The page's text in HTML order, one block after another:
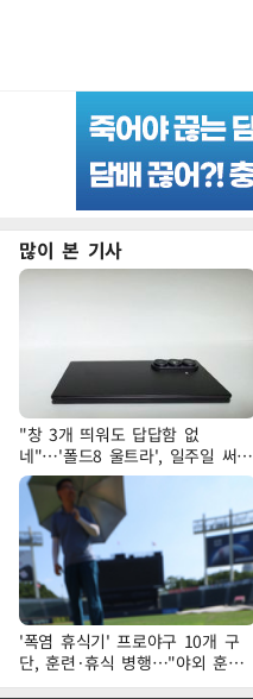
많이 본 기사
"창 3개 띄워도 답답함 없
네"…'폴드8 울트라', 일주일 써보
니
'폭염 휴식기' 프로야구 10개 구
단, 훈련·휴식 병행…"야외 훈련
해도 안전 최우선"